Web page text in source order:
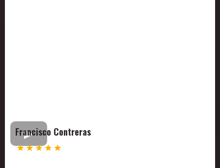
Francisco Contreras